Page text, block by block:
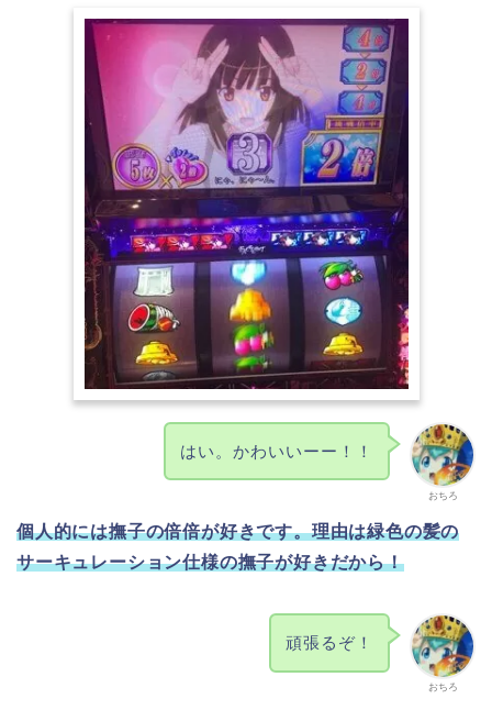
おちろ
はい。かわいいーー！！
個人的には撫子の倍倍が好きです。理由は緑色の髪の
サーキュレーション仕様の撫子が好きだから！
おちろ
頑張るぞ！